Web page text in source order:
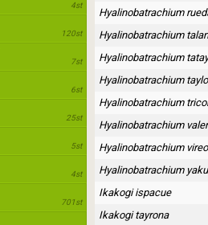
4st
120st
7st
6st
25st
5st
4st
701st
Hyalinobatrachium
Hyalinobatrachium
Hyalinobatrachium
Hyalinobatrachium
Hyalinobatrachium
Hyalinobatrachium
Hyalinobatrachium
Hyalinobatrachium yaku
Ikakogi ispacue
Ikakogi tayrona